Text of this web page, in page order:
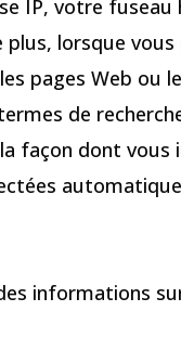
IP, votre
lorsque
pages Web ou
de
façon dont vous
informations